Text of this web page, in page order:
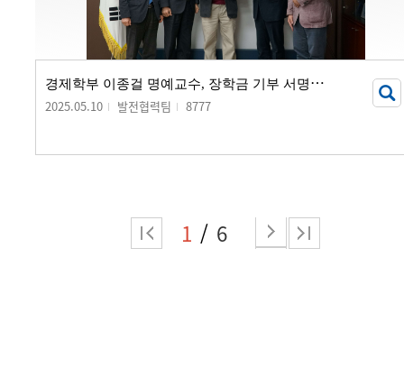
경
제학부 이종걸 명예교수, 장학금 기부 서명식 개최
2025.05.10 발전협력팀 8777
1 6